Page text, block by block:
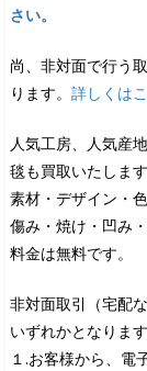
さい。
尚、非対面で行う
ります。 詳しくは
人気工房、人気産
毯も買取いたします
素材・デザイン・
傷み・焼け・凹み
料金は無料です。
非対面取引（宅配
いずれかとなります
１.お客様から、電